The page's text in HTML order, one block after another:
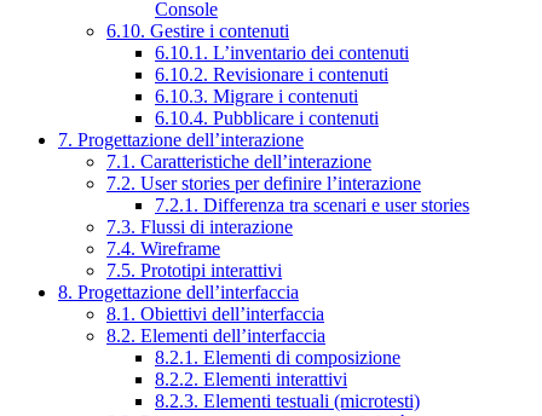
Console
6.10. Gestire i contenuti
6.10.1. L’inventario dei contenuti
6.10.2. Revisionare i contenuti
6.10.3. Migrare i contenuti
6.10.4. Pubblicare i contenuti
7. Progettazione dell’interazione
7.1. Caratteristiche dell’interazione
7.2. User stories per definire l’interazione
7.2.1. Differenza tra scenari e user stories
7.3. Flussi di interazione
7.4. Wireframe
7.5. Prototipi interattivi
8. Progettazione dell’interfaccia
8.1. Obiettivi dell’interfaccia
8.2. Elementi dell’interfaccia
8.2.1. Elementi di composizione
8.2.2. Elementi interattivi
8.2.3. Elementi testuali (microtesti)